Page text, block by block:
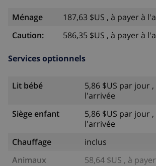
Ménage
187,63 $US , à payer à
Caution:
586,35 $US , à payer à
Services optionnels
Lit bébé
5,86 $US par jour
l'arrivée
Siège enfant
5,86 $US par jour
l'arrivée
Chauffage
inclus
Animaux
58,64 $US , à